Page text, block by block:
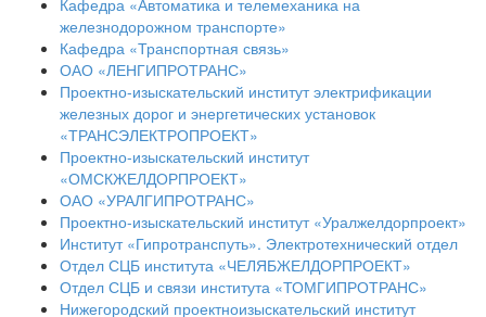
Кафедра «Автоматика и телемеханика на
железнодорожном транспорте»
Кафедра «Транспортная связь»
ОАО «ЛЕНГИПРОТРАНС»
Проектно-изыскательский институт электрификации
железных дорог и энергетических установок
«ТРАНСЭЛЕКТРОПРОЕКТ»
Проектно-изыскательский институт
«ОМСКЖЕЛДОРПРОЕКТ»
ОАО «УРАЛГИПРОТРАНС»
Проектно-изыскательский институт «Уралжелдорпроект»
Институт «Гипротранспуть». Электротехнический отдел
Отдел СЦБ института «ЧЕЛЯБЖЕЛДОРПРОЕКТ»
Отдел СЦБ и связи института «ТОМГИПРОТРАНС»
Нижегородский проектноизыскательский институт